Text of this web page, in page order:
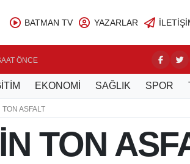
BATMAN TV YAZARLAR
ÖNCE
EKONOMİ SAĞLIK SPOR
ASFALT
TON